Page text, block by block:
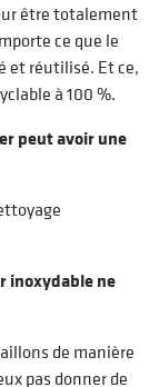
être totalement
ce que le
et réutilisé. Et ce,
à 100 %.
peut avoir une
inoxydable ne
de manière
pas donner de